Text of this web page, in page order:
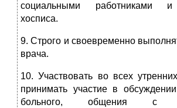
социальными работниками и
хосписа.
9. Строго и своевременно
врача.
10. Участвовать во всех
принимать участие в
больного, общения с